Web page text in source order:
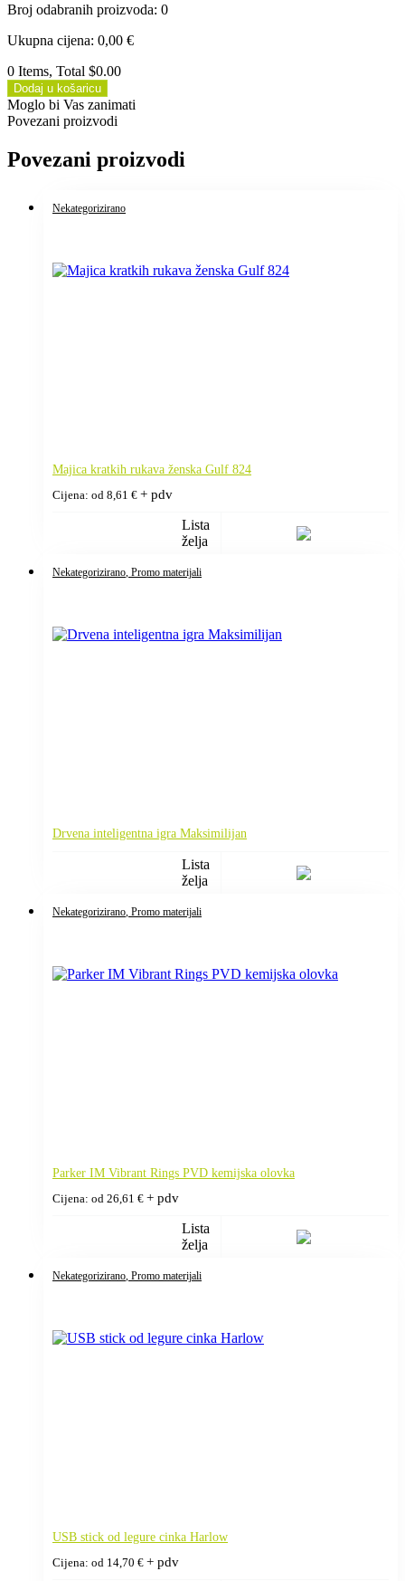
Broj odabranih proizvoda: 0
Ukupna cijena: 0,00 €
0 Items, Total $0.00
Dodaj u košaricu
Moglo bi Vas zanimati
Povezani proizvodi
Povezani proizvodi
Nekategorizirano
Majica kratkih rukava ženska Gulf 824
Cijena: od 8,61 € + pdv
Lista
želja
Nekategorizirano , Promo materijali
Drvena inteligentna igra Maksimilijan
Lista
želja
Nekategorizirano , Promo materijali
Parker IM Vibrant Rings PVD kemijska olovka
Cijena: od 26,61 € + pdv
Lista
želja
Nekategorizirano , Promo materijali
USB stick od legure cinka Harlow
Cijena: od 14,70 € + pdv